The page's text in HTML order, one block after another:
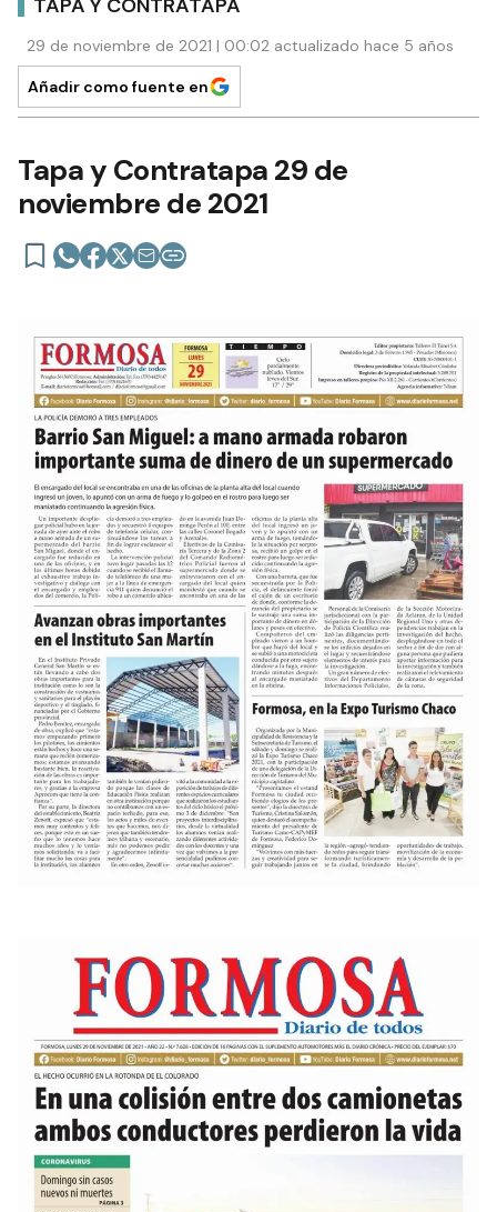
TAPA Y CONTRATAPA
29 de noviembre de 2021 | 00:02 actualizado hace 5 años
Añadir como fuente en
Tapa y Contratapa 29 de
noviembre de 2021